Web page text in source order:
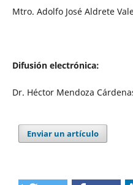
Mtro. Adolfo José Aldrete
Difusión electrónica:
Dr. Héctor Mendoza
Enviar un artículo